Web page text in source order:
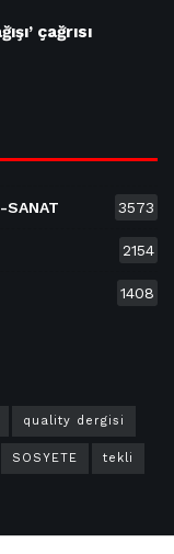
çağrısı
SANAT 3573
2154
1408
quality dergisi
SOSYETE tekli